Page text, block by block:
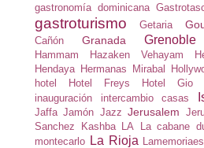
gastronomía dominicana
gastroturismo Getaria
Cañón
Granada Grenoble
Hammam
Hazaken Vehayam
Hendaya Hermanas Mirabal
hotel
Hotel Freys Hotel Gio
inauguración
intercambio casas
Jaffa Jamón Jazz Jerusalem
Sanchez
Kashba LA La cabane
montecarlo La Rioja